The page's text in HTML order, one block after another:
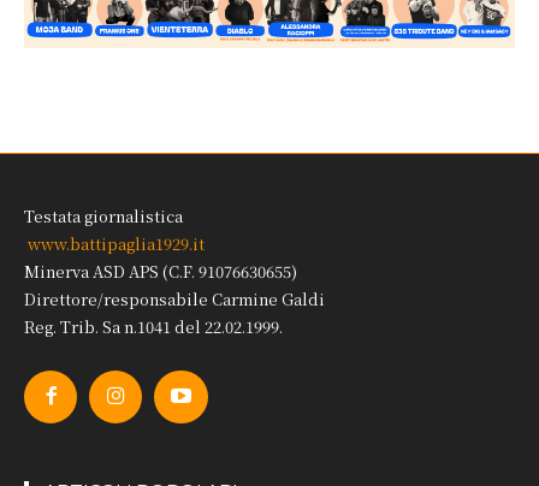
Testata giornalistica
www.battipaglia1929.it
Minerva ASD APS (C.F. 91076630655)
Direttore/responsabile Carmine Galdi
Reg. Trib. Sa n.1041 del 22.02.1999.